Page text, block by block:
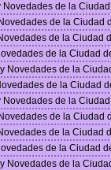
Novedades de la
de la Ciudad
de la Ciudad
de la Ciudad
Novedades de la
de la Ciudad
Novedades de la
de la Ciudad
de la Ciudad
de la Ciudad
Novedades de la